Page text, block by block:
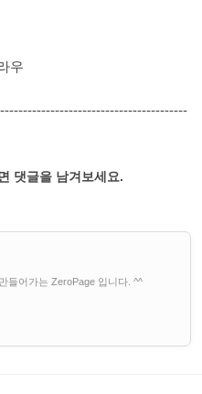
우
댓글을 남겨보세요.
들어가는 ZeroPage 입니다. ^^